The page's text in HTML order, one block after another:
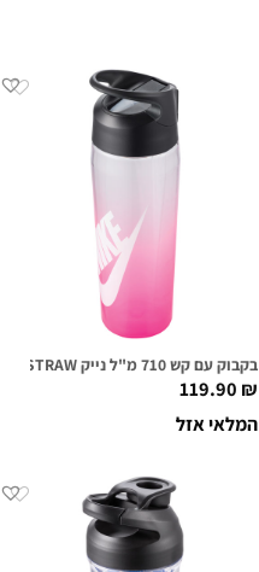
בקבוק עם קש 710 מ"ל נייק NIKE TR HYPERCHARGE STRAW שקוף/ורוד
119.90₪
המלאי אזל